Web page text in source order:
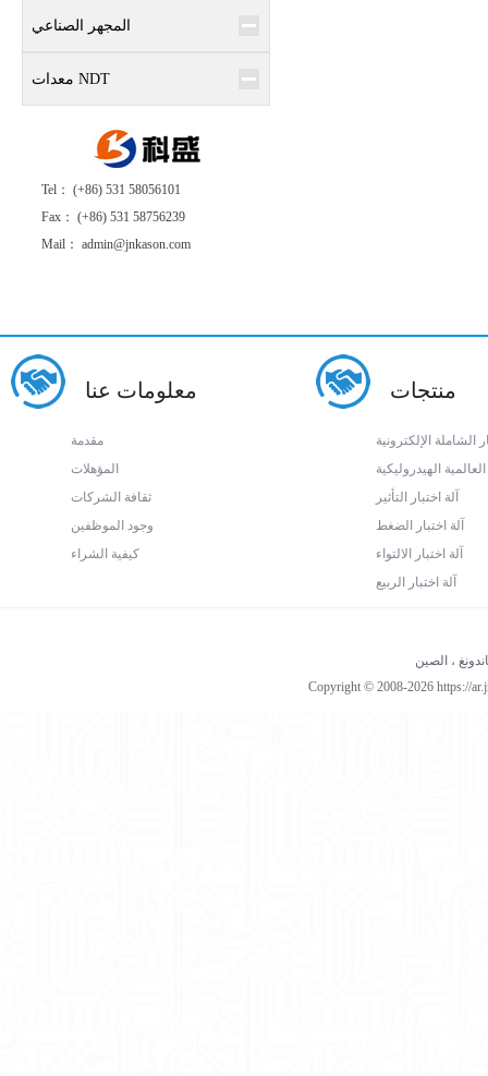
المجهر الصناعي
معدات NDT
Tel： (+86) 531 58056101
Fax： (+86) 531 58756239
Mail： admin@jnkason.com
معلومات عنا
مقدمة
المؤهلات
ثقافة الشركات
وجود الموظفين
كيفية الشراء
منتجات
الشاملة الإلكترونية
العالمية الهيدروليكية
آلة اختبار التأثير
آلة اختبار الضغط
آلة اختبار الالتواء
آلة اختبار الربيع
Copyright © 2008-2026 https://